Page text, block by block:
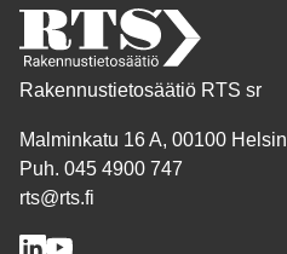
Rakennustietosäätiö RTS sr
Malminkatu 16 A, 00100
Puh. 045 4900 747
rts@rts.fi